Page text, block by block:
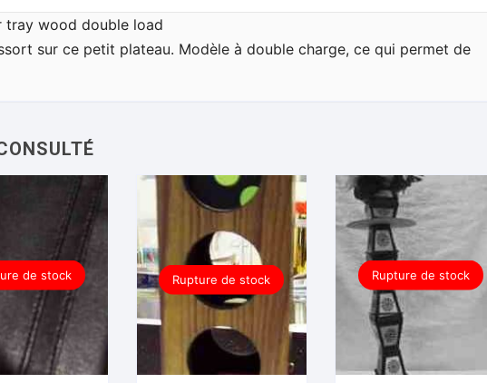
tray wood double load
sur ce petit plateau. Modèle à double charge, ce qui permet de
de stock Rupture de stock Rupture de stock